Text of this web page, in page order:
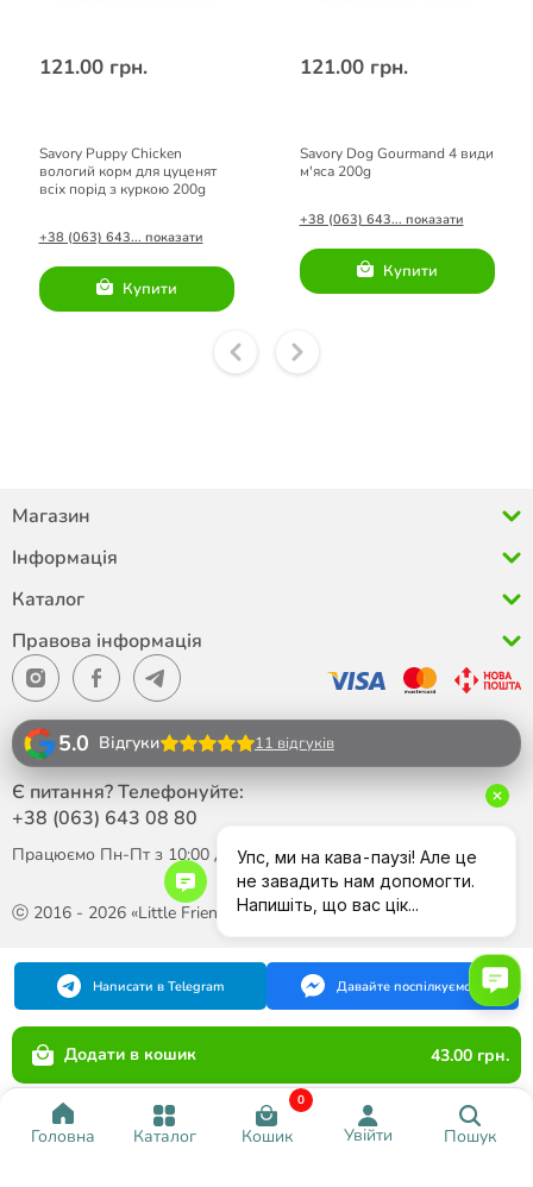
Головна Каталог Кошик
0
Увійти Пошук
121.00 грн.
Savory Puppy Chicken
вологий корм для цуценят
всіх порід з куркою 200g
+38 (063) 643... показати
Купити
121.00 грн.
Savory Dog Gourmand 4 види
м'яса 200g
+38 (063) 643... показати
Купити
Додати в кошик 43.00 грн.
Магазин
Інформація
Каталог
Правова інформація
ⓒ 2016 - 2026 «Little Friend»
5.0 Відгуки 11 відгуків
Є питання? Телефонуйте:
+38 (063) 643 08 80
Працюємо Пн-Пт з 10:00 до 18:00
Написати в Telegram Давайте поспілкуємося